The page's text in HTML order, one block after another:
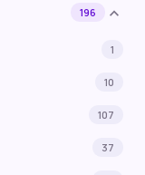
196 expand_more
1
10
107
37